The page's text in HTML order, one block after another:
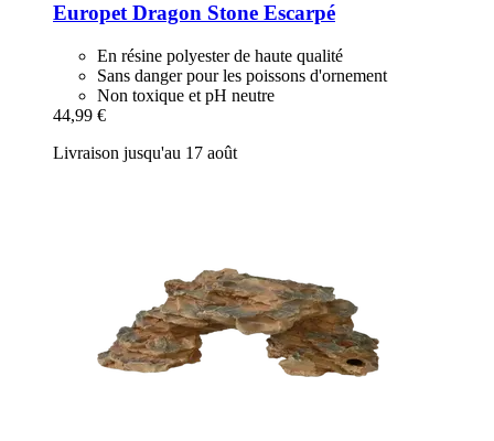
EuropetDragon Stone Escarpé
En résine polyester de haute qualité
Sans danger pour les poissons d'ornement
Non toxique et pH neutre
44,99 €
Livraison jusqu'au 17 août